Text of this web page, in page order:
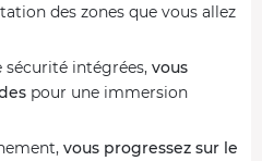
des zones que vous allez
sécurité intégrées, vous
pour une immersion
vous progressez sur le